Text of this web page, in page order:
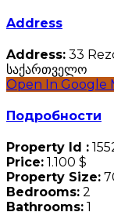
Address
Address: 33
საქართველო
Open In Google
Подробности
Property Id :
Price: 1.100 $
Property Size:
Bedrooms: 2
Bathrooms: 1